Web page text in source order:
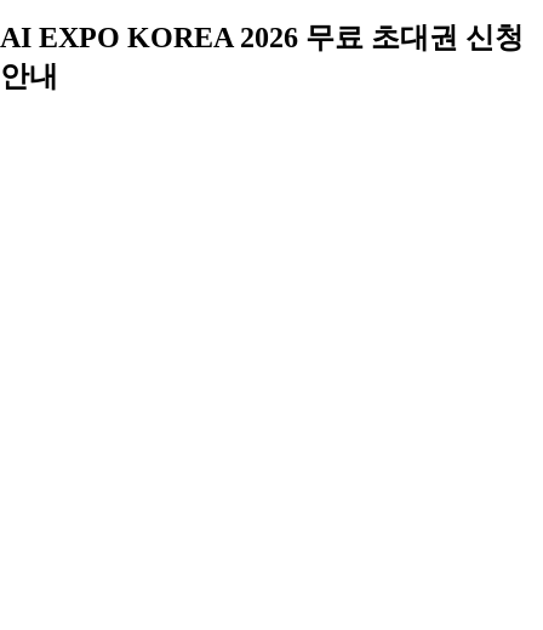
AI EXPO KOREA 2026 무료 초대권 신청
안내